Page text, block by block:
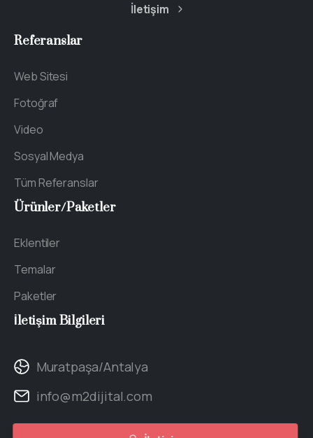
İletişim
Referanslar
Web Sitesi
Fotoğraf
Video
Sosyal Medya
Tüm Referanslar
Ürünler/Paketler
Eklentiler
Temalar
Paketler
İletişimBilgileri
Muratpaşa/Antalya
info@m2dijital.com